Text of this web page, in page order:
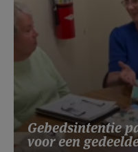
Gebedsintentie
voor een